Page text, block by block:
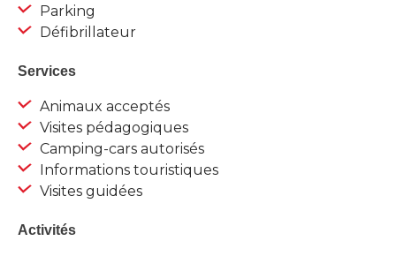
Parking
Défibrillateur
Services
Animaux acceptés
Visites pédagogiques
Camping-cars autorisés
Informations touristiques
Visites guidées
Activités